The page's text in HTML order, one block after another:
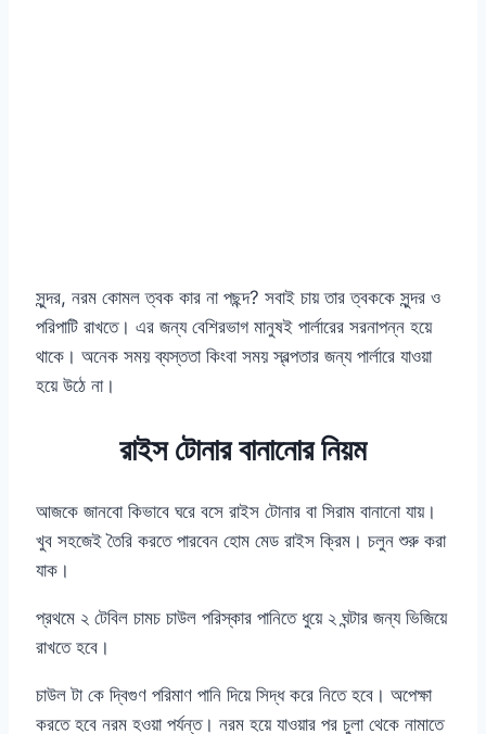
সুন্দর, নরম কোমল ত্বক কার না পছন্দ? সবাই চায় তার ত্বককে সুন্দর ও
পরিপাটি রাখতে। এর জন্য বেশিরভাগ মানুষই পার্লারের সরনাপন্ন হয়ে
থাকে। অনেক সময় ব্যস্ততা কিংবা সময় স্বল্পতার জন্য পার্লারে যাওয়া
হয়ে উঠে না।
রাইস টোনার বানানোর নিয়ম
আজকে জানবো কিভাবে ঘরে বসে রাইস টোনার বা সিরাম বানানো যায়।
খুব সহজেই তৈরি করতে পারবেন হোম মেড রাইস ক্রিম। চলুন শুরু করা
যাক।
প্রথমে ২ টেবিল চামচ চাউল পরিস্কার পানিতে ধুয়ে ২ ঘন্টার জন্য ভিজিয়ে
রাখতে হবে।
চাউল টা কে দ্বিগুণ পরিমাণ পানি দিয়ে সিদ্ধ করে নিতে হবে। অপেক্ষা
করতে হবে নরম হওয়া পর্যন্ত। নরম হয়ে যাওয়ার পর চুলা থেকে নামাতে